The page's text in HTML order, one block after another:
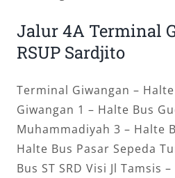
Jalur 4A Terminal
RSUP Sardjito
Terminal Giwangan –
Giwangan 1 – Halte Bus
Muhammadiyah 3 – Halte
Halte Bus Pasar Sepeda
Bus ST SRD Visi Jl Tamsis